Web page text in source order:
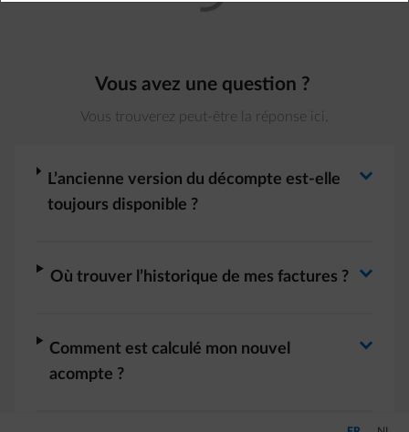
Vous avez une question ?
Vous trouverez peut-être la réponse ici.
L’ancienne version du décompte est-elle
toujours disponible ?
arrow-right
Où trouver l’historique de mes factures ? Basculer la réponse
arrow-right
Comment est calculé mon nouvel
acompte ?
arrow-right